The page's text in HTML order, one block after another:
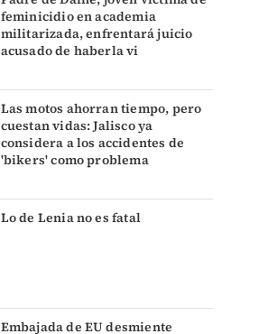
feminicidio en academia
militarizada, enfrentará juicio
acusado de haberla vi
Las motos ahorran tiempo, pero
cuestan vidas: Jalisco ya
considera a los accidentes de
'bikers' como problema
Lo de Lenia no es fatal
Embajada de EU desmiente